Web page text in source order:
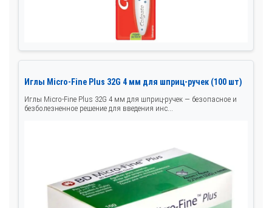
Иглы Micro-Fine Plus 32G 4 мм для шприц-ручек (100 шт)
Иглы Micro-Fine Plus 32G 4 мм для шприц-ручек — безопасное и
безболезненное решение для введения инс...